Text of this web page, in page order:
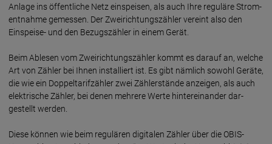
Anlage ins öffent­liche Netz ein­speisen, als auch Ihre regu­läre Strom­
ent­nahme gemessen. Der Zwei­richtungs­zähler vereint also den
Einspeise- und den Bezugs­zähler in einem Gerät.
Beim Ablesen vom Zwei­richtungs­zähler kommt es darauf an, welche
Art von Zähler bei Ihnen instal­liert ist. Es gibt näm­lich sowohl Geräte,
die wie ein Doppel­tarif­zähler zwei Zähler­stände an­zeigen, als auch
elek­trische Zähler, bei denen mehrere Werte hinter­einander dar­
gestellt werden.
Diese können wie beim regu­lären digi­talen Zähler über die OBIS-